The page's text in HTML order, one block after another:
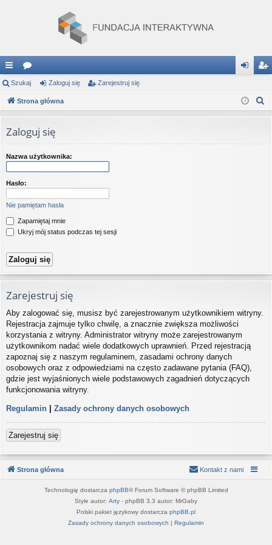
ię
ce
…
or
a og ej
Szukaj Zaloguj się Zarejestruj się
Strona główna
Zaloguj się
Nazwa użytkownika:
Hasło:
Nie pamiętam hasła
Zapamiętaj mnie
Ukryj mój status podczas tej sesji
Zarejestruj się
Aby zalogować się, musisz być zarejestrowanym użytkownikiem witryny.
Rejestracja zajmuje tylko chwilę, a znacznie zwiększa możliwości
korzystania z witryny. Administrator witryny może zarejestrowanym
użytkownikom nadać wiele dodatkowych uprawnień. Przed rejestracją
zapoznaj się z naszym regulaminem, zasadami ochrony danych
osobowych oraz z odpowiedziami na często zadawane pytania (FAQ),
gdzie jest wyjaśnionych wiele podstawowych zagadnień dotyczących
funkcjonowania witryny.
Regulamin | Zasady ochrony danych osobowych
Zarejestruj się
Strona główna Kontakt z nami
Technologię dostarcza phpBB® Forum Software © phpBB Limited
Style autor: Arty - phpBB 3.3 autor: MrGaby
Polski pakiet językowy dostarcza phpBB.pl
Zasady ochrony danych osobowych | Regulamin